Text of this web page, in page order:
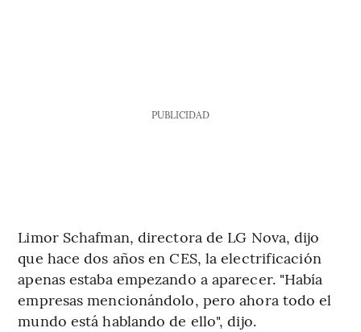
PUBLICIDAD
Limor Schafman, directora de LG Nova, dijo
que hace dos años en CES, la electrificación
apenas estaba empezando a aparecer. "Había
empresas mencionándolo, pero ahora todo el
mundo está hablando de ello", dijo.